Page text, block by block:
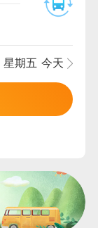
星期五 今天